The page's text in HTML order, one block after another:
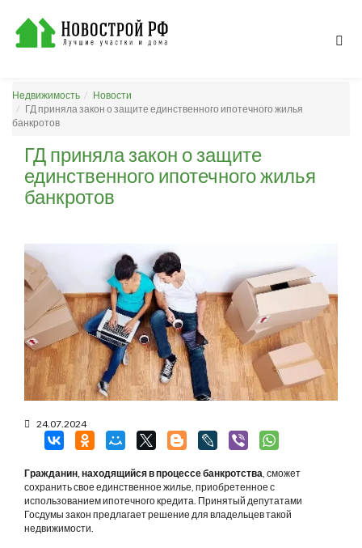
Недвижимость
Новости
ГД приняла закон о защите единственного ипотечного жилья
банкротов
ГД приняла закон о защите
единственного ипотечного жилья
банкротов
24.07.2024
Гражданин, находящийся в процессе банкротства , сможет
сохранить свое единственное жилье, приобретенное с
использованием ипотечного кредита. Принятый депутатами
Госдумы закон предлагает решение для владельцев такой
недвижимости.